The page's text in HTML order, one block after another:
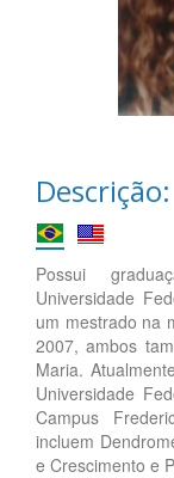
Descrição:
Possui
Universidade
um mestrado na
2007, ambos
Maria.
Universidade
Campus
incluem
e Crescimento e